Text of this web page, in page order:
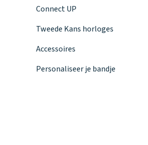
Connect UP
Tweede Kans horloges
Accessoires
Personaliseer je bandje